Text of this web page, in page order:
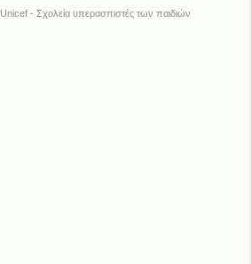
Unicef - Σχολεία υπερασπιστές των παιδιών